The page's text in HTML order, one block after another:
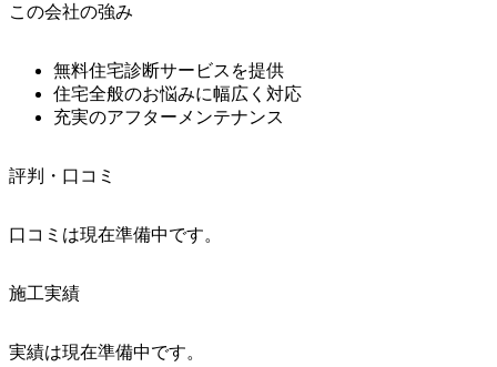
この会社の強み
無料住宅診断サービスを提供
住宅全般のお悩みに幅広く対応
充実のアフターメンテナンス
評判・口コミ
口コミは現在準備中です。
施工実績
実績は現在準備中です。